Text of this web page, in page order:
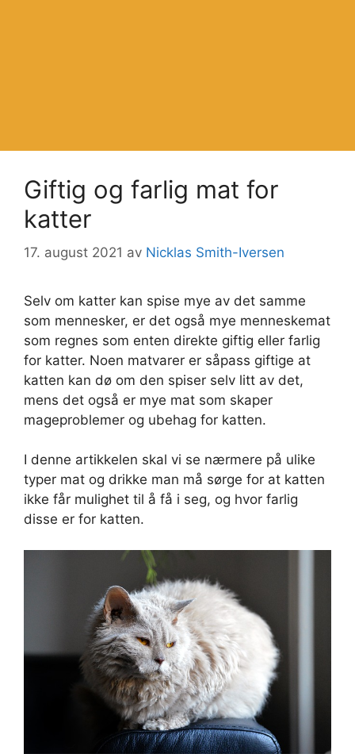
Giftig og farlig mat for
katter
17. august 2021 av Nicklas Smith-Iversen
Selv om katter kan spise mye av det samme
som mennesker, er det også mye menneskemat
som regnes som enten direkte giftig eller farlig
for katter. Noen matvarer er såpass giftige at
katten kan dø om den spiser selv litt av det,
mens det også er mye mat som skaper
mageproblemer og ubehag for katten.
I denne artikkelen skal vi se nærmere på ulike
typer mat og drikke man må sørge for at katten
ikke får mulighet til å få i seg, og hvor farlig
disse er for katten.